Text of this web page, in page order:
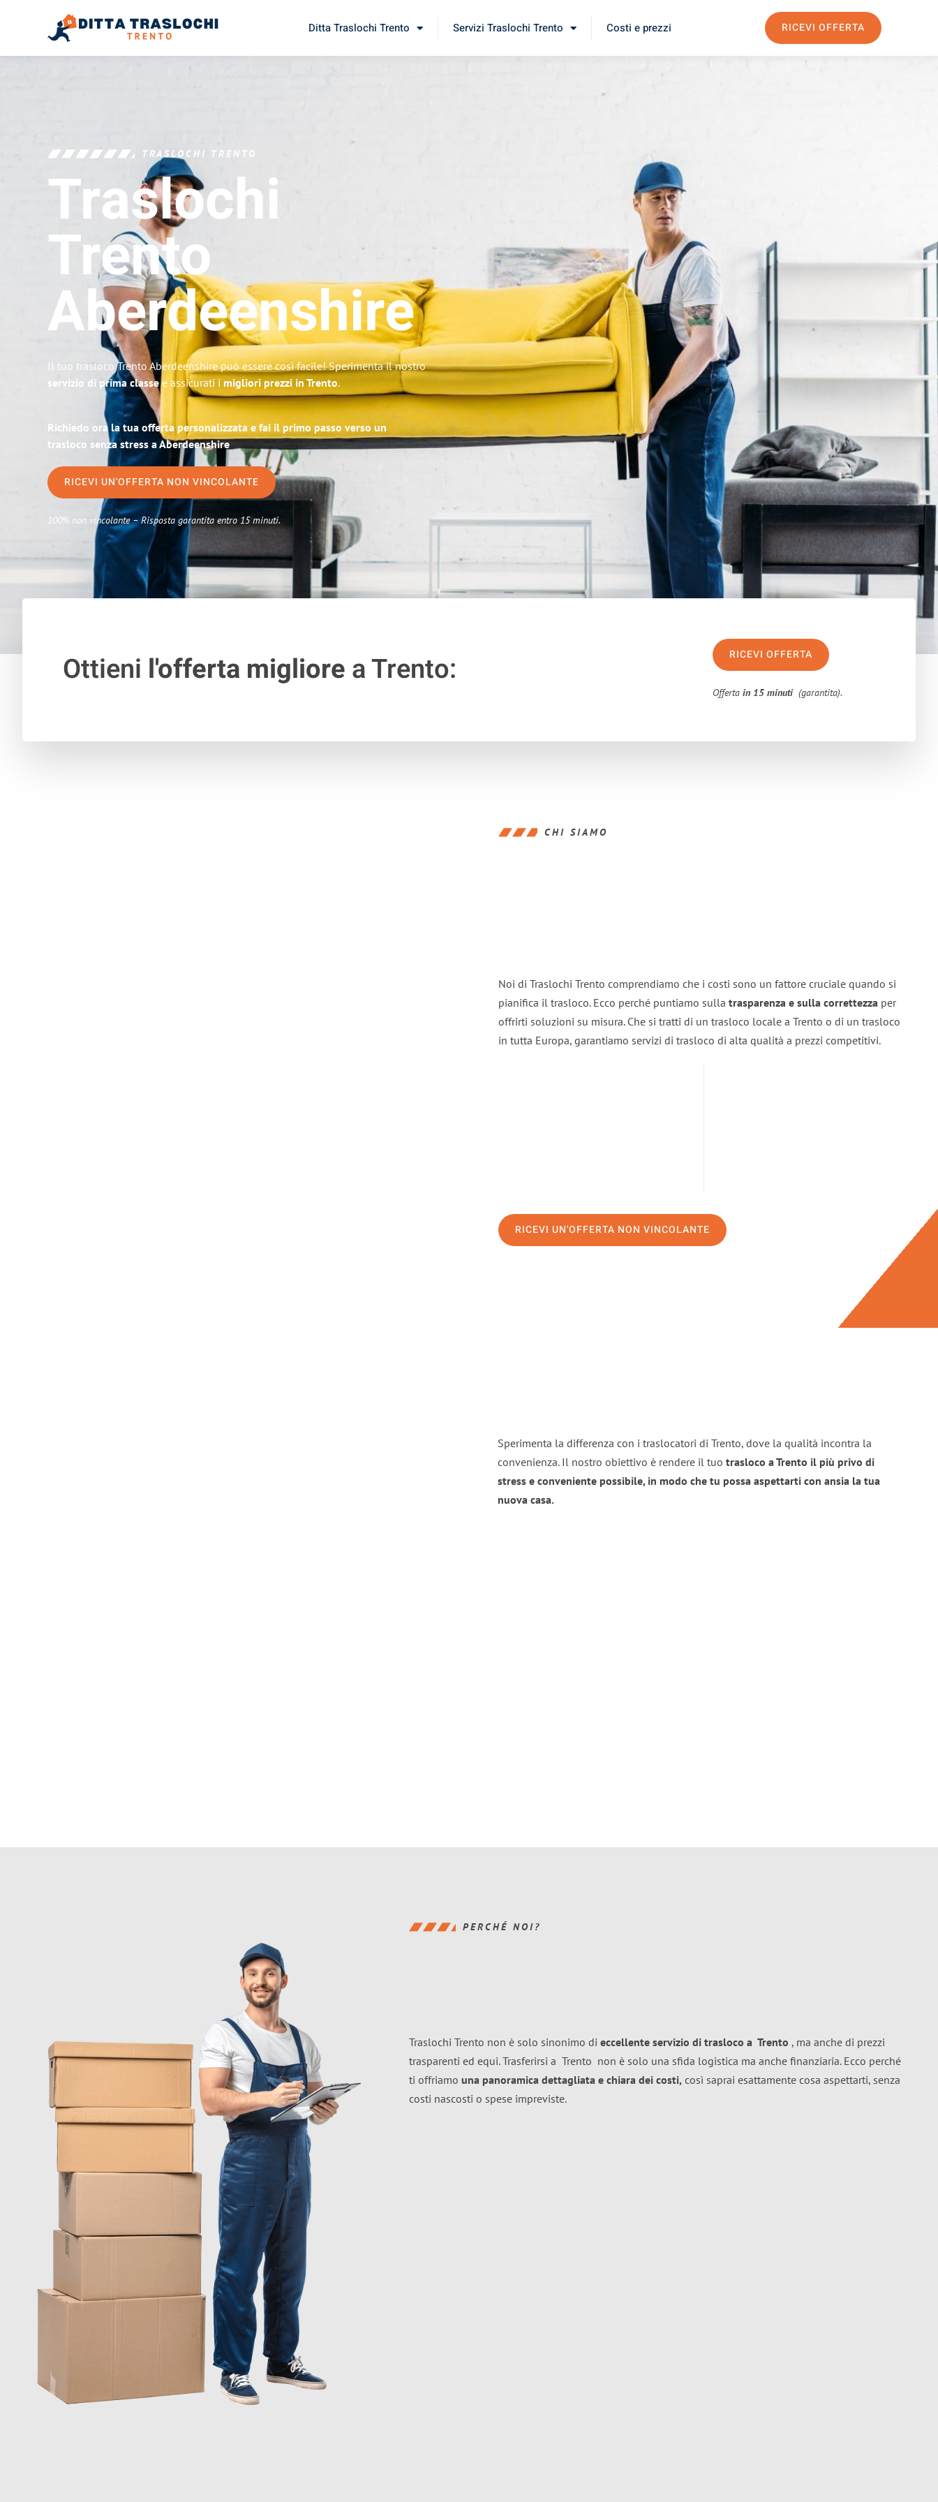
Ditta Traslochi Trento Servizi Traslochi Trento Costi e prezzi RICEVI OFFERTA
TRASLOCHI TRENTO
Traslochi
Trento
Aberdeenshire
Il tuo trasloco Trento Aberdeenshire può essere così facile! Sperimenta il nostro
servizio di prima classee assicurati i migliori prezzi in Trento.
Richiedo ora la tua offerta personalizzata e fai il primo passo verso un
trasloco senza stress a Aberdeenshire
RICEVI UN'OFFERTA NON VINCOLANTE
100% non vincolante – Risposta garantita entro 15 minuti.
Ottieni l'offerta migliorea Trento: RICEVI OFFERTA
Offertain 15 minuti (garantita).
CHI SIAMO
Noi di Traslochi Trento comprendiamo che i costi sono un fattore cruciale quando si
pianifica il trasloco. Ecco perché puntiamo sulla trasparenza e sulla correttezza per
offrirti soluzioni su misura. Che si tratti di un trasloco locale a Trento o di un trasloco
in tutta Europa, garantiamo servizi di trasloco di alta qualità a prezzi competitivi.
RICEVI UN'OFFERTA NON VINCOLANTE
Sperimenta la differenza con i traslocatori di Trento, dove la qualità incontra la
convenienza. Il nostro obiettivo è rendere il tuo trasloco a Trento il più privo di
stress e conveniente possibile, in modo che tu possa aspettarti con ansia la tua
nuova casa.
PERCHÉ NOI?
Traslochi Trento non è solo sinonimo di eccellente servizio di trasloco a Trento , ma anche di prezzi
trasparenti ed equi. Trasferirsi a Trento non è solo una sfida logistica ma anche finanziaria. Ecco perché
ti offriamo una panoramica dettagliata e chiara dei costi, così saprai esattamente cosa aspettarti, senza
costi nascosti o spese impreviste.